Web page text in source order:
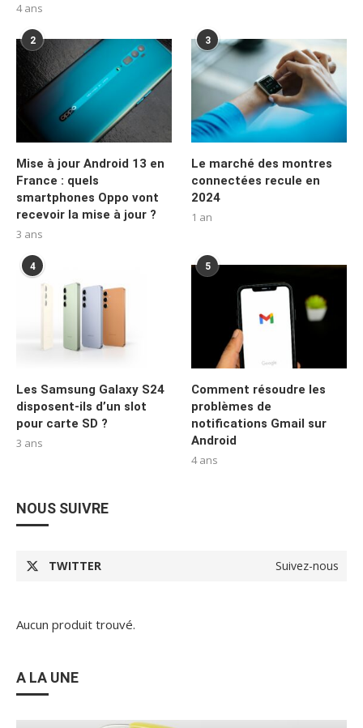
4 ans
2
Mise à jour Android 13 en
France : quels
smartphones Oppo vont
recevoir la mise à jour ?
3 ans
3
Le marché des montres
connectées recule en
2024
1 an
4
Les Samsung Galaxy S24
disposent-ils d’un slot
pour carte SD ?
3 ans
5
Comment résoudre les
problèmes de
notifications Gmail sur
Android
4 ans
NOUS SUIVRE
TWITTER Suivez-nous
Aucun produit trouvé.
A LA UNE